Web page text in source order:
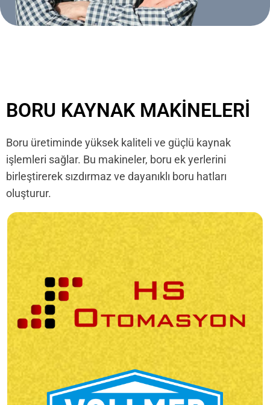
BORU KAYNAK MAKINELERI
Boru üretiminde yüksek kaliteli ve güçlü kaynak
işlemleri sağlar. Bu makineler, boru ek yerlerini
birleştirerek sızdırmaz ve dayanıklı boru hatları
oluşturur.